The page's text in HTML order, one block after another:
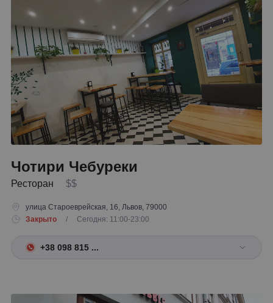
Чотири Чебуреки
Ресторан $$
улица Староеврейская, 16, Львов, 79000
Закрыто
/ Сегодня: 11:00-23:00
+38 098 815 ...